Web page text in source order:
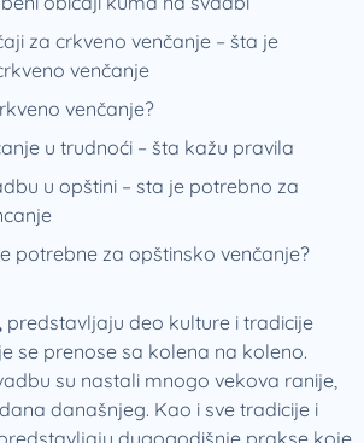
za crkveno venčanje – šta je
venčanje
venčanje?
u trudnoći – šta kažu pravila
u opštini – sta je potrebno za
potrebne za opštinsko venčanje?
predstavljaju deo kulture i tradicije
se prenose sa kolena na koleno.
su nastali mnogo vekova ranije,
današnjeg. Kao i sve tradicije i
dugogodišnje prakse koje